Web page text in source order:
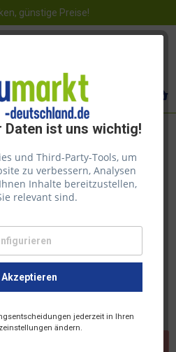
günstige Preise!
Daten ist uns wichtig!
und Third-Party-Tools, um
zu verbessern, Analysen
Inhalte bereitzustellen,
relevant sind.
jederzeit in Ihren
ändern.
für den Aussenbereich